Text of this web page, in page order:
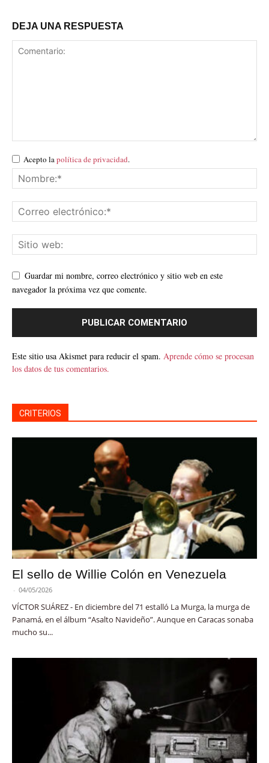
DEJA UNA RESPUESTA
Acepto lapolítica de privacidad.
Guardar mi nombre, correo electrónico y sitio web en este
navegador la próxima vez que comente.
Este sitio usa Akismet para reducir el spam. Aprende cómo se procesan
los datos de tus comentarios.
CRITERIOS
El sello de Willie Colón en Venezuela
- 04/05/2026
VÍCTOR SUÁREZ - En diciembre del 71 estalló La Murga, la murga de
Panamá, en el álbum “Asalto Navideño”. Aunque en Caracas sonaba
mucho su...